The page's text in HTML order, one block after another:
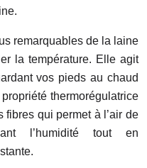
remarquables de la laine
la température. Elle agit
vos pieds au chaud
thermorégulatrice
qui permet à l’air de
l’humidité tout en